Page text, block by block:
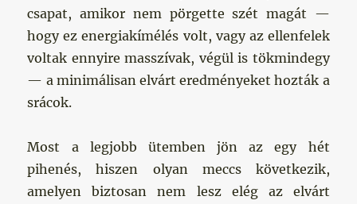
csapat, amikor nem pörgette szét magát —
hogy ez energiakímélés volt, vagy az ellenfelek
voltak ennyire masszívak, végül is tökmindegy
— a minimálisan elvárt eredményeket hozták a
srácok.
Most a legjobb ütemben jön az egy hét
pihenés, hiszen olyan meccs következik,
amelyen biztosan nem lesz elég az elvárt